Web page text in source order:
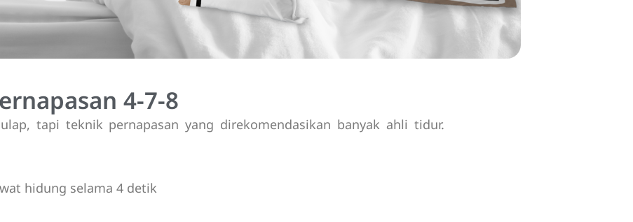
4-7-8
tapi teknik pernapasan yang direkomendasikan banyak ahli tidur.
hidung selama 4 detik